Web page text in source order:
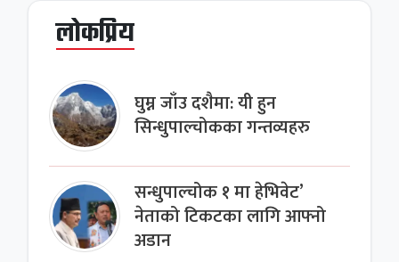
लोकप्रिय
घुम्न जाँउ दशैमा: यी हुन
सिन्धुपाल्चोकका गन्तव्यहरु
सन्धुपाल्चोक १ मा हेभिवेट’
नेताको टिकटका लागि आफ्नो
अडान